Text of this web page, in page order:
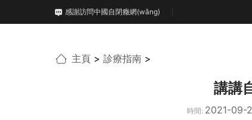
感謝訪問中國自閉癥網(wǎng)
主頁 > 診療指南 >
講講
時間: 2021-09-